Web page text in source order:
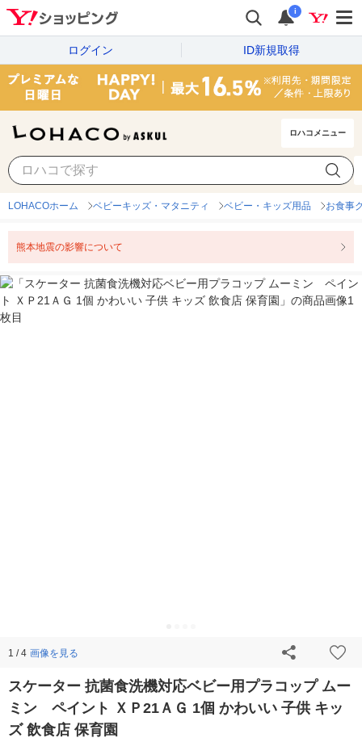
i
ログイン ID新規取得
ロハコメニュー
LOHACOホーム ベビーキッズ・マタニティ ベビー・キッズ用品 お食事
熊本地震の影響について
1 / 4 画像を見る
スケーター 抗菌食洗機対応ベビー用プラコップ ムー
ミン ペイント ＸＰ21ＡＧ 1個 かわいい 子供 キッ
ズ 飲食店 保育園